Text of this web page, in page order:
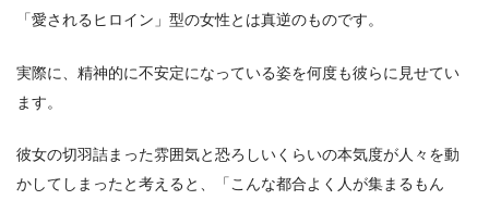
「愛されるヒロイン」型の女性とは真逆のものです。
実際に、精神的に不安定になっている姿を何度も彼らに見せてい
ます。
彼女の切羽詰まった雰囲気と恐ろしいくらいの本気度が人々を動
かしてしまったと考えると、「こんな都合よく人が集まるもん